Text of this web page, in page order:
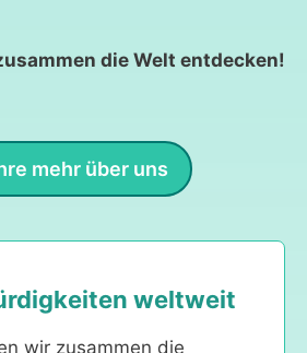
die Welt entdecken!
mehr über uns
weltweit
wir zusammen die